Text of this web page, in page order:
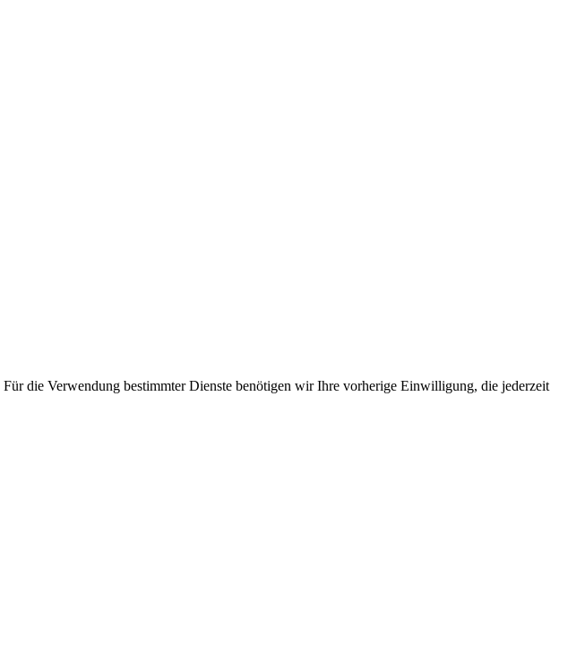
die Verwendung bestimmter Dienste benötigen wir Ihre vorherige Einwilligung, die jederzeit